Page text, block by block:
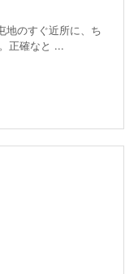
地のすぐ近所に、ち
正確なと ...